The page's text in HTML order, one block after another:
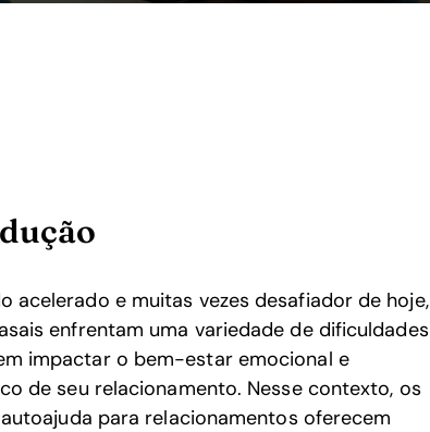
acelerado e muitas vezes desafiador de hoje,
enfrentam uma variedade de dificuldades
impactar o bem-estar emocional e
de seu relacionamento. Nesse contexto, os
para relacionamentos oferecem